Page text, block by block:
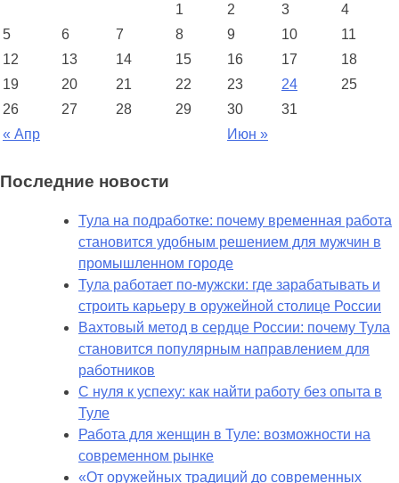
« Апр Июн »
1 2 3
4
5
6 7 8 9 10
11
12
13 14 15 16 17
18
19
20 21 22 23 24
25
26
27 28 29 30 31
Последние новости
Тула на подработке: почему временная работа
становится удобным решением для мужчин в
промышленном городе
Тула работает по-мужски: где зарабатывать и
строить карьеру в оружейной столице России
Вахтовый метод в сердце России: почему Тула
становится популярным направлением для
работников
С нуля к успеху: как найти работу без опыта в
Туле
Работа для женщин в Туле: возможности на
современном рынке
«От оружейных традиций до современных